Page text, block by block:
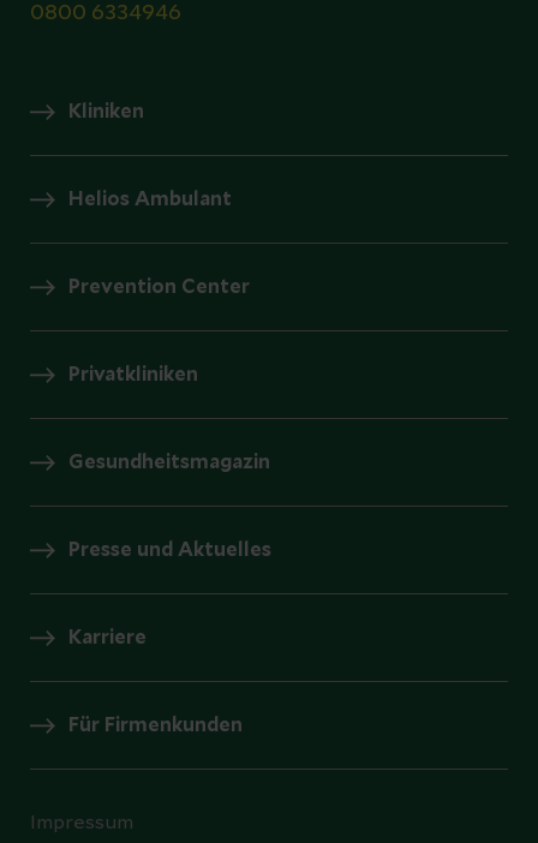
0800 6334946
Kliniken
Helios Ambulant
Prevention Center
Privatkliniken
Gesundheitsmagazin
Presse und Aktuelles
Karriere
Für Firmenkunden
Impressum